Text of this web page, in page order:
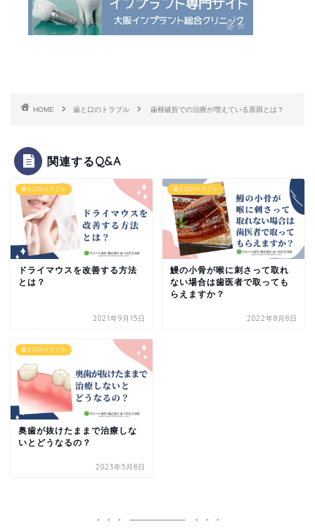
HOME 歯と口のトラブル 歯根破折での治療が増えている原因とは？
関連するQ&A
歯と口のトラブル
ドライマウスを改善する方法
とは？
2021年9月15日
歯と口のトラブル
鰻の小骨が喉に刺さって取れ
ない場合は歯医者で取っても
らえますか？
2022年8月8日
歯と口のトラブル
奥歯が抜けたままで治療しな
いとどうなるの？
2023年5月8日